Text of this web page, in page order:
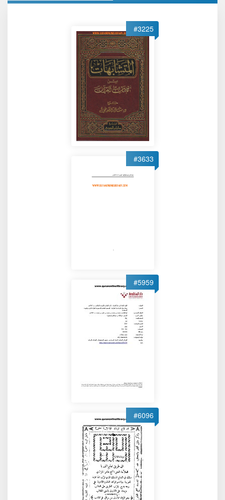
#3225
#3633
#5959
#6096